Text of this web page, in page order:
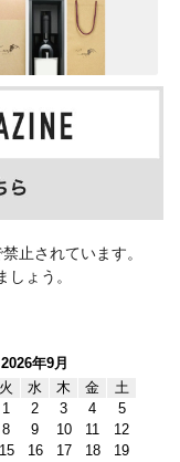
止されています。
ょう。
2026年9月
火 水 木 金
土
1 2 3 4
5
8 9 10 11
12
15 16 17 18
19